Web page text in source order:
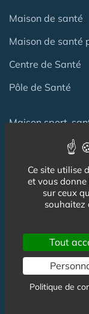
Maison de santé
Maison de santé
Centre de Santé
Pôle de Santé
Maison sport-
Maison de
Centre de Soins
Communauté
Hotel Patient &
Pour les
Location locaux
Ce site utilise
et vous
sur ceux
souhaitez
Tout
Politique de